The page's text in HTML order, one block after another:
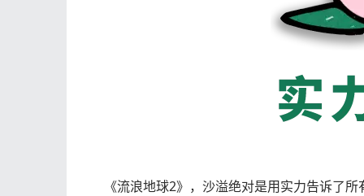
《流浪地球2》，沙溢绝对是用实力告诉了